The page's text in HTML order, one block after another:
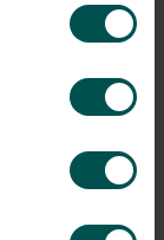
Show more